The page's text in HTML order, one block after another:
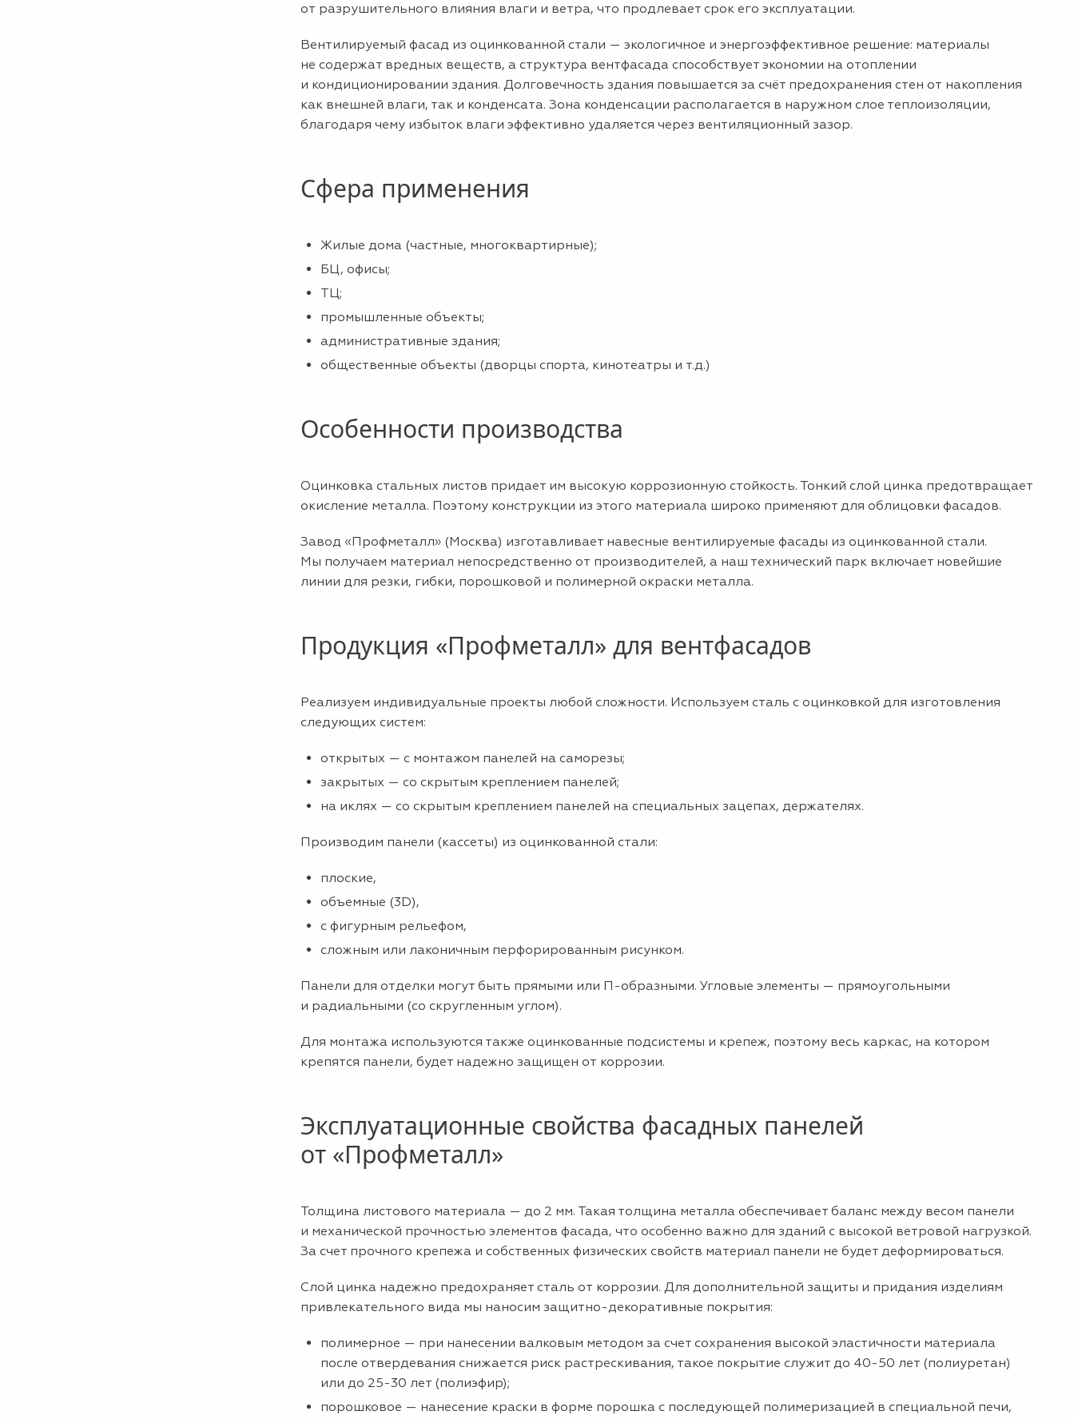
от разрушительного влияния влаги и ветра, что продлевает срок его эксплуатации.
Вентилируемый фасад из оцинкованной стали — экологичное и энергоэффективное решение: материалы
не содержат вредных веществ, а структура вентфасада способствует экономии на отоплении
и кондиционировании здания. Долговечность здания повышается за счёт предохранения стен от накопления
как внешней влаги, так и конденсата. Зона конденсации располагается в наружном слое теплоизоляции,
благодаря чему избыток влаги эффективно удаляется через вентиляционный зазор.
Сфера применения
Жилые дома (частные, многоквартирные);
БЦ, офисы;
ТЦ;
промышленные объекты;
административные здания;
общественные объекты (дворцы спорта, кинотеатры и т.д.)
Особенности производства
Оцинковка стальных листов придает им высокую коррозионную стойкость. Тонкий слой цинка предотвращает
окисление металла. Поэтому конструкции из этого материала широко применяют для облицовки фасадов.
Завод «Профметалл» (Москва) изготавливает навесные вентилируемые фасады из оцинкованной стали.
Мы получаем материал непосредственно от производителей, а наш технический парк включает новейшие
линии для резки, гибки, порошковой и полимерной окраски металла.
Продукция «Профметалл» для вентфасадов
Реализуем индивидуальные проекты любой сложности. Используем сталь с оцинковкой для изготовления
следующих систем:
открытых — с монтажом панелей на саморезы;
закрытых — со скрытым креплением панелей;
на иклях — со скрытым креплением панелей на специальных зацепах, держателях.
Производим панели (кассеты) из оцинкованной стали:
плоские,
объемные (3D),
с фигурным рельефом,
сложным или лаконичным перфорированным рисунком.
Панели для отделки могут быть прямыми или П-образными. Угловые элементы — прямоугольными
и радиальными (со скругленным углом).
Для монтажа используются также оцинкованные подсистемы и крепеж, поэтому весь каркас, на котором
крепятся панели, будет надежно защищен от коррозии.
Эксплуатационные свойства фасадных панелей
от «Профметалл»
Толщина листового материала — до 2 мм. Такая толщина металла обеспечивает баланс между весом панели
и механической прочностью элементов фасада, что особенно важно для зданий с высокой ветровой нагрузкой.
За счет прочного крепежа и собственных физических свойств материал панели не будет деформироваться.
Слой цинка надежно предохраняет сталь от коррозии. Для дополнительной защиты и придания изделиям
привлекательного вида мы наносим защитно-декоративные покрытия:
полимерное — при нанесении валковым методом за счет сохранения высокой эластичности материала
после отвердевания снижается риск растрескивания, такое покрытие служит до 40-50 лет (полиуретан)
или до 25-30 лет (полиэфир);
порошковое — нанесение краски в форме порошка с последующей полимеризацией в специальной печи,